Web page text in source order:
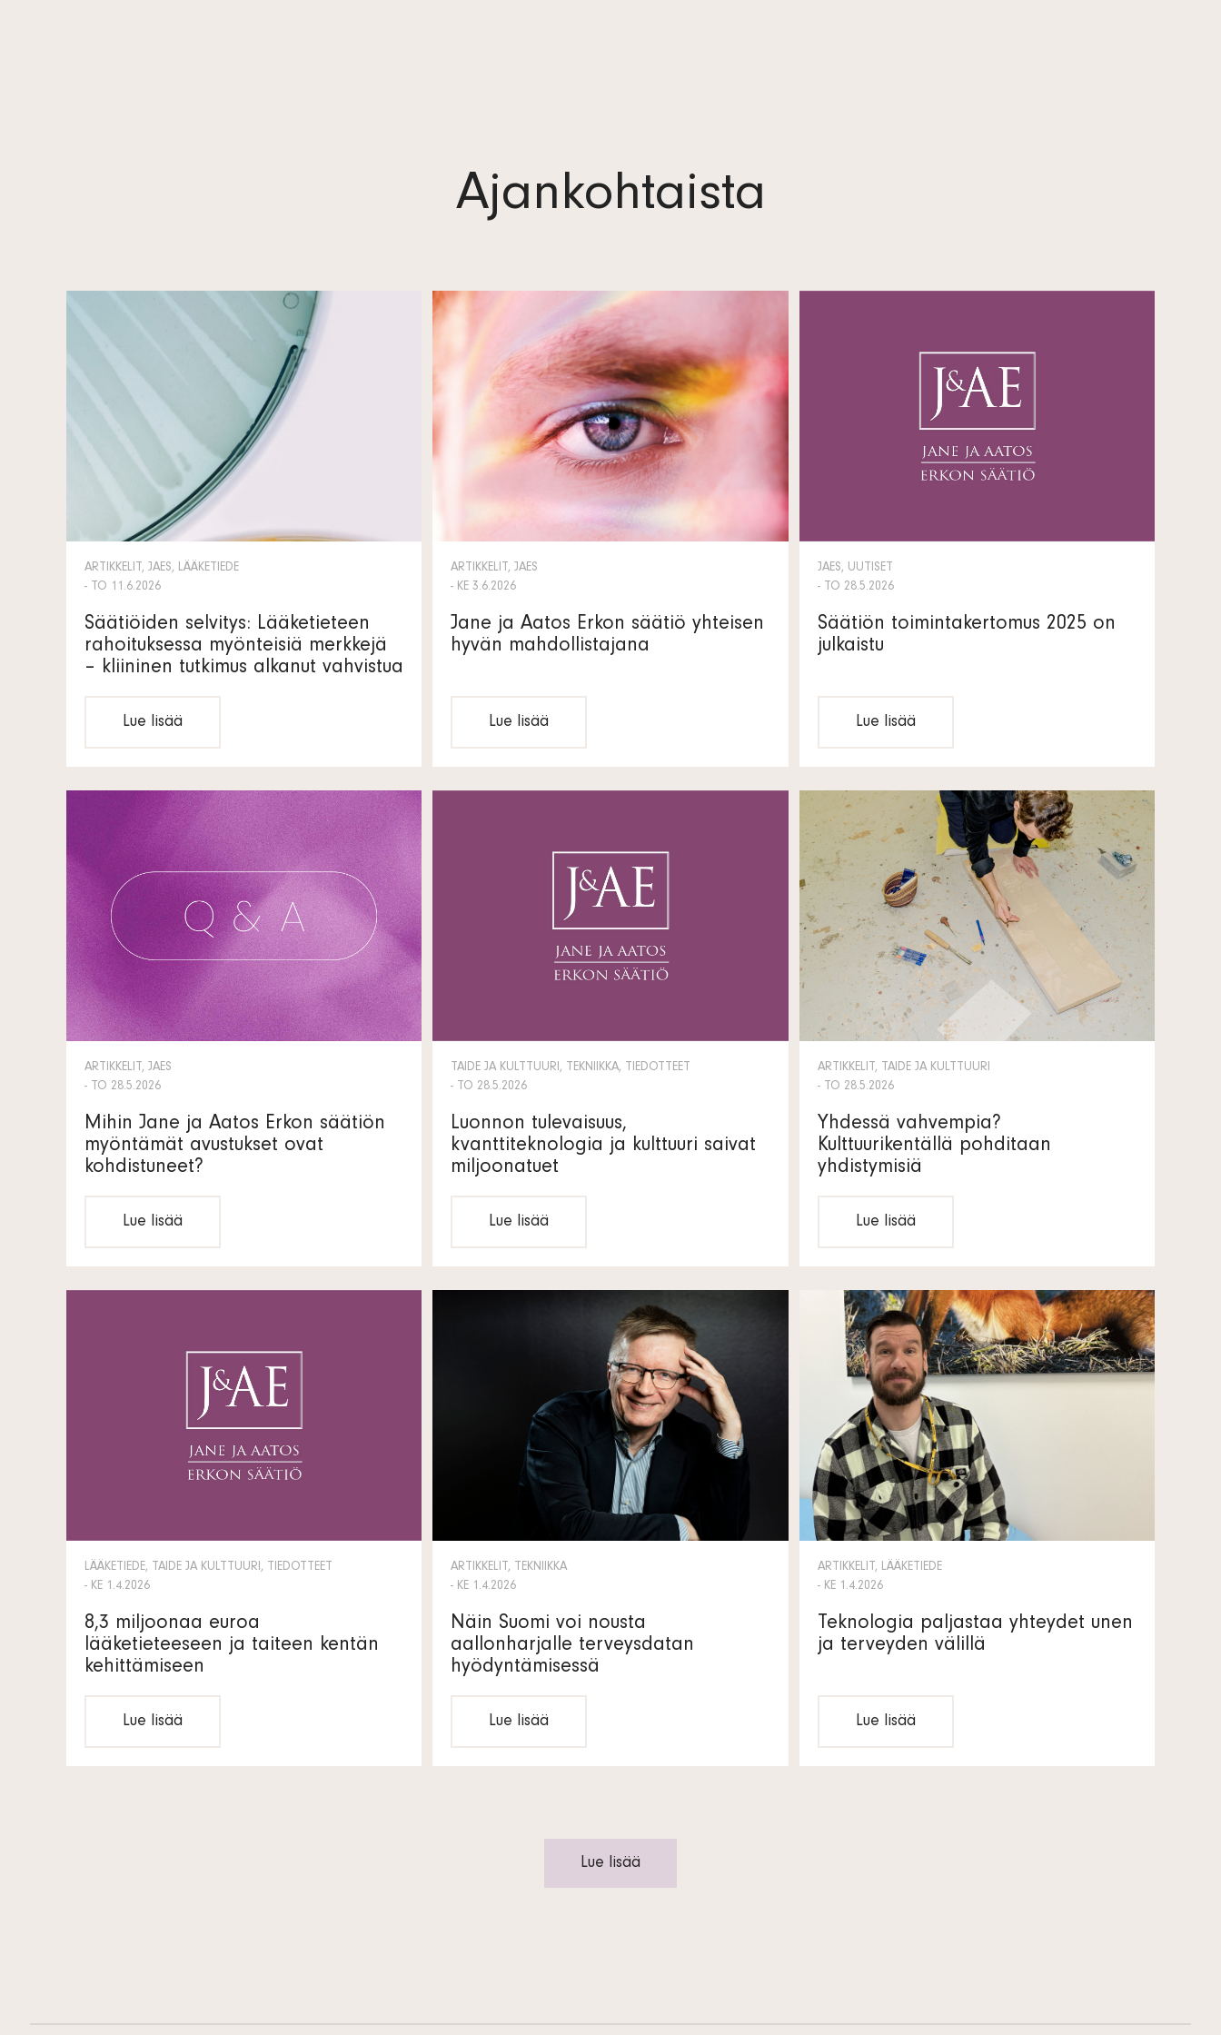
Yhteystiedot
Ajankohtaista
ARTIKKELIT, JAES, LÄÄKETIEDE
- TO 11.6.2026
Säätiöiden selvitys: Lääketieteen
rahoituksessa myönteisiä merkkejä
– kliininen tutkimus alkanut vahvistua
Lue lisää
ARTIKKELIT, JAES
- KE 3.6.2026
Jane ja Aatos Erkon säätiö yhteisen
hyvän mahdollistajana
Lue lisää
JAES, UUTISET
- TO 28.5.2026
Säätiön toimintakertomus 2025 on
julkaistu
Lue lisää
ARTIKKELIT, JAES
- TO 28.5.2026
Mihin Jane ja Aatos Erkon säätiön
myöntämät avustukset ovat
kohdistuneet?
Lue lisää
TAIDE JA KULTTUURI, TEKNIIKKA, TIEDOTTEET
- TO 28.5.2026
Luonnon tulevaisuus,
kvanttiteknologia ja kulttuuri saivat
miljoonatuet
Lue lisää
ARTIKKELIT, TAIDE JA KULTTUURI
- TO 28.5.2026
Yhdessä vahvempia?
Kulttuurikentällä pohditaan
yhdistymisiä
Lue lisää
LÄÄKETIEDE, TAIDE JA KULTTUURI, TIEDOTTEET
- KE 1.4.2026
8,3 miljoonaa euroa
lääketieteeseen ja taiteen kentän
kehittämiseen
Lue lisää
ARTIKKELIT, TEKNIIKKA
- KE 1.4.2026
Näin Suomi voi nousta
aallonharjalle terveysdatan
hyödyntämisessä
Lue lisää
ARTIKKELIT, LÄÄKETIEDE
- KE 1.4.2026
Teknologia paljastaa yhteydet unen
ja terveyden välillä
Lue lisää
Lue lisää